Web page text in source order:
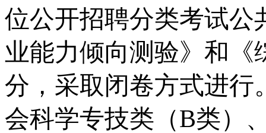
位公开招聘分类考试公
业能力倾向测验》和《
分，采取闭卷方式进行
会科学专技类（B类）